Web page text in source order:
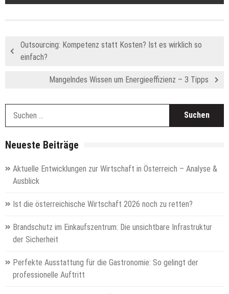
Outsourcing: Kompetenz statt Kosten? Ist es wirklich so
einfach?
Mangelndes Wissen um Energieeffizienz – 3 Tipps
Neueste Beiträge
Aktuelle Entwicklungen zur Wirtschaft in Österreich – Analyse &
Ausblick
Ist die österreichische Wirtschaft 2026 noch zu retten?
Brandschutz im Einkaufszentrum: Die unsichtbare Infrastruktur
der Sicherheit
Perfekte Ausstattung für die Gastronomie: So gelingt der
professionelle Auftritt